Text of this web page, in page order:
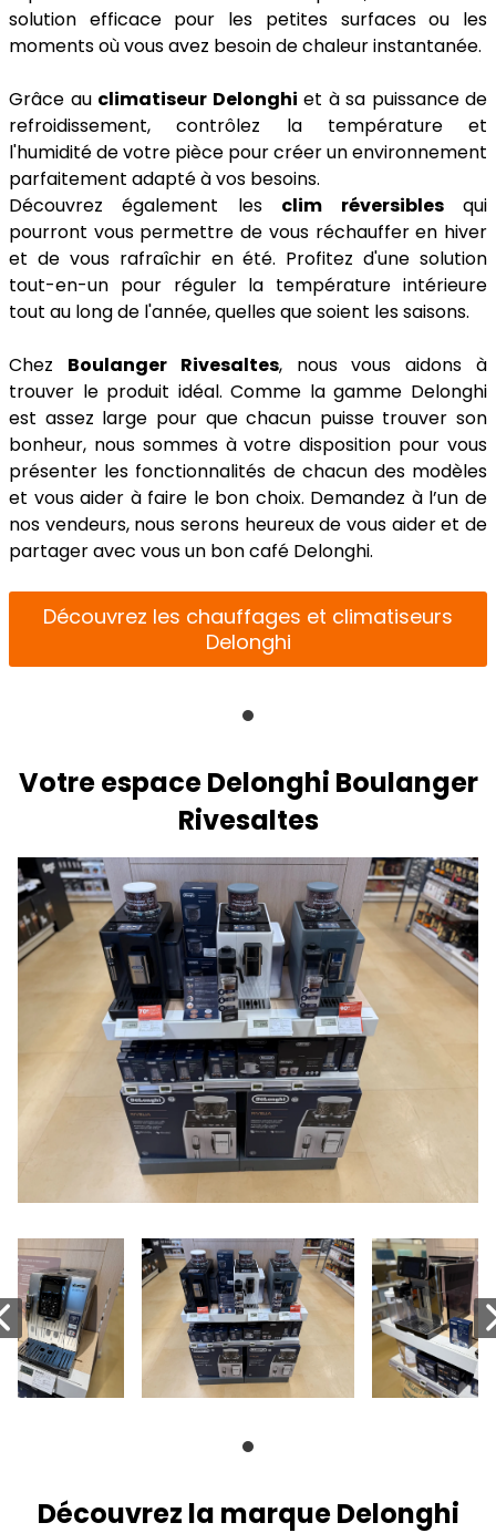
solution efficace pour les petites surfaces ou les
moments où vous avez besoin de chaleur instantanée.
Grâce au climatiseur Delonghi et à sa puissance de
refroidissement, contrôlez la température et
l'humidité de votre pièce pour créer un environnement
parfaitement adapté à vos besoins.
Découvrez également les clim réversiblesqui
pourront vous permettre de vous réchauffer en hiver
et de vous rafraîchir en été. Profitez d'une solution
tout-en-un pour réguler la température intérieure
tout au long de l'année, quelles que soient les saisons.
Chez Boulanger Rivesaltes, nous vous aidons à
trouver le produit idéal. Comme la gamme Delonghi
est assez large pour que chacun puisse trouver son
bonheur, nous sommes à votre disposition pour vous
présenter les fonctionnalités de chacun des modèles
et vous aider à faire le bon choix. Demandez à l’un de
nos vendeurs, nous serons heureux de vous aider et de
partager avec vous un bon café Delonghi.
Découvrez les chauffages et climatiseurs
Delonghi
Votre espace Delonghi Boulanger
Rivesaltes
Découvrez la marque Delonghi